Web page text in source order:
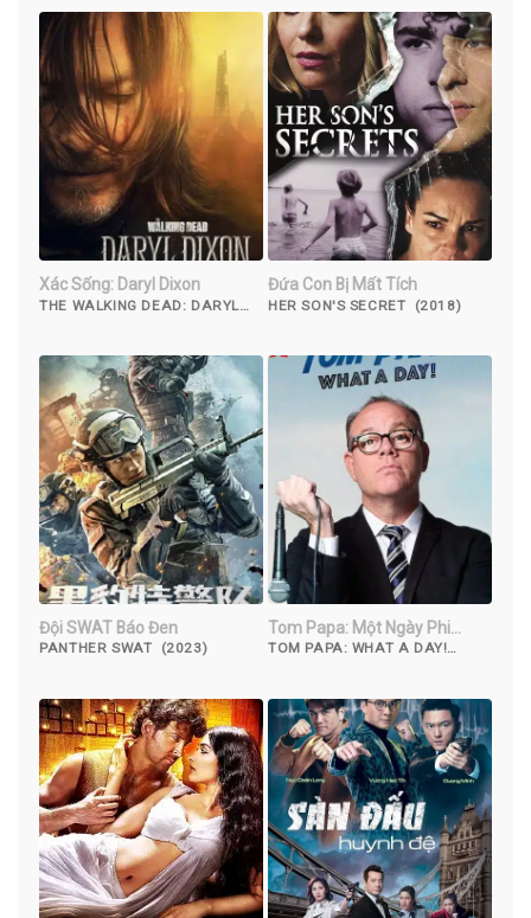
Xác Sống: Daryl Dixon
THE WALKING DEAD: DARYL
Đứa Con Bị Mất Tích
HER SON'S SECRET (2018)
Đội SWAT Báo Đen
PANTHER SWAT (2023)
Tom Papa: Một Ngày Phi
Thường
TOM PAPA: WHAT A DAY!